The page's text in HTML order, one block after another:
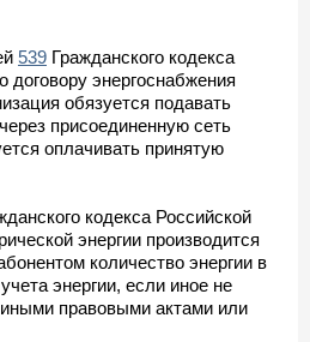
539 Гражданского кодекса
договору энергоснабжения
обязуется подавать
присоединенную сеть
оплачивать принятую
кодекса Российской
энергии производится
количество энергии в
энергии, если иное не
правовыми актами или